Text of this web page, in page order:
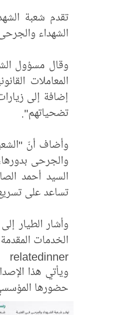
تقدم شعبة
الشهداء
وقال مسؤول
المعاملات
إضافة إلى
تضحياتهم".
وأضاف أنّ
والجرحى
السيد أحمد
تساعد على
وأشار الطيار
الخدمات
relatedinner
ويأتي هذا
حضورها